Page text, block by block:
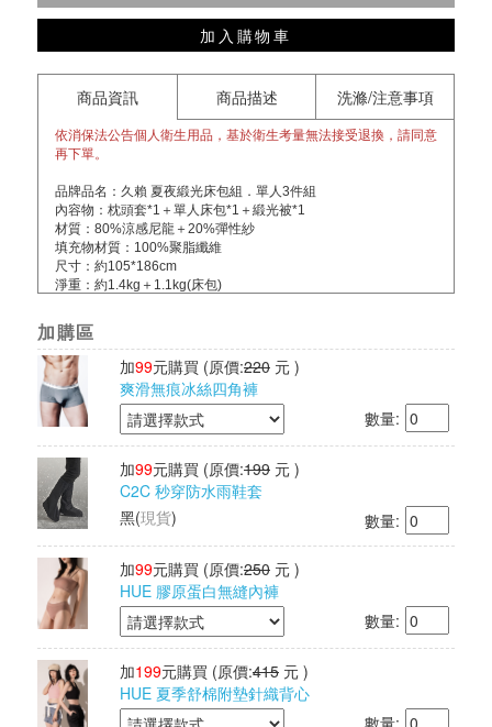
加入購物車
商品資訊 商品描述 洗滌/注意事項
依消保法公告個人衛生用品，基於衛生考量無法接受退換，請同意
再下單。
品牌品名：久賴 夏夜緞光床包組．單人3件組
內容物：枕頭套*1＋單人床包*1＋緞光被*1
材質：80%涼感尼龍＋20%彈性紗
填充物材質：100%聚脂纖維
尺寸：約105*186cm
淨重：約1.4kg＋1.1kg(床包)
日本紡研所檢測：Q-MAX值達 0.528
產地：中國製造/台灣監製
加購區
加99元購買 (原價:220 元 )
爽滑無痕冰絲四角褲
數量:
加99元購買 (原價:199 元 )
C2C 秒穿防水雨鞋套
黑(現貨) 數量:
加99元購買 (原價:250 元 )
HUE 膠原蛋白無縫內褲
數量:
加199元購買 (原價:415 元 )
HUE 夏季舒棉附墊針織背心
數量: